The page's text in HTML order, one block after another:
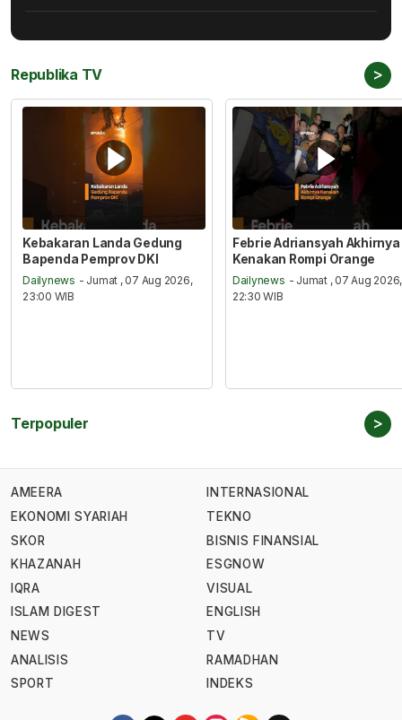
Republika TV >
Kebakaran Landa Gedung
Bapenda Pemprov DKI
Dailynews - Jumat , 07 Aug 2026,
23:00 WIB
Febrie Adriansyah Akhirnya
Kenakan Rompi Orange
Dailynews - Jumat , 07 Aug 2026,
22:30 WIB
Terpopuler >
AMEERA
EKONOMI SYARIAH
SKOR
KHAZANAH
IQRA
ISLAM DIGEST
NEWS
ANALISIS
SPORT
INTERNASIONAL
TEKNO
BISNIS FINANSIAL
ESGNOW
VISUAL
ENGLISH
TV
RAMADHAN
INDEKS